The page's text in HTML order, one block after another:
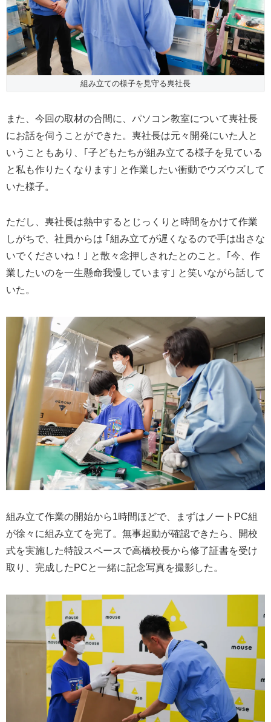
組み立ての様子を見守る軣社長
また、今回の取材の合間に、パソコン教室について軣社長
にお話を伺うことができた。軣社長は元々開発にいた人と
いうこともあり、｢子どもたちが組み立てる様子を見ている
と私も作りたくなります｣ と作業したい衝動でウズウズして
いた様子。
ただし、軣社長は熱中するとじっくりと時間をかけて作業
しがちで、社員からは ｢組み立てが遅くなるので手は出さな
いでくださいね！｣ と散々念押しされたとのこと。｢今、作
業したいのを一生懸命我慢しています｣ と笑いながら話して
いた。
組み立て作業の開始から1時間ほどで、まずはノートPC組
が徐々に組み立てを完了。無事起動が確認できたら、開校
式を実施した特設スペースで高橋校長から修了証書を受け
取り、完成したPCと一緒に記念写真を撮影した。